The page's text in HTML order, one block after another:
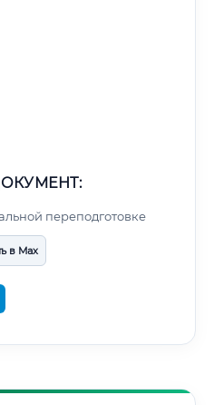
переподготовке
в Max